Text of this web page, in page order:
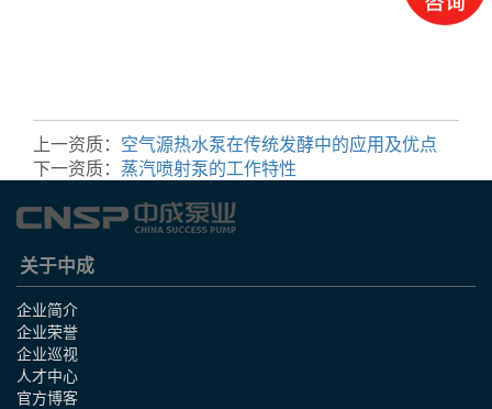
上一资质： 空气源热水泵在传统发酵中的应用及优点
下一资质： 蒸汽喷射泵的工作特性
关于中成
企业简介
企业荣誉
企业巡视
人才中心
官方博客